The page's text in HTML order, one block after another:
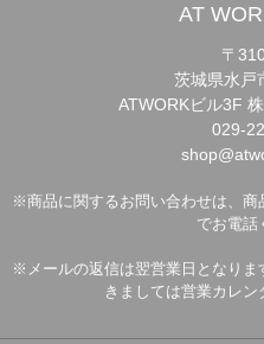
AT
〒
茨城県水戸
ATWORKビル3F
029-
※商品に関するお問い合わせは、商
でお電話
※メールの返信は翌営業日となり
きましては営業カレン